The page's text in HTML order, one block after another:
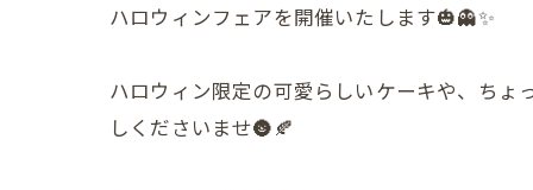
ハロウィンフェアを開催いたします🎃👻✨
ハロウィン限定の可愛らしいケーキや、ち
しくださいませ🌚🍂